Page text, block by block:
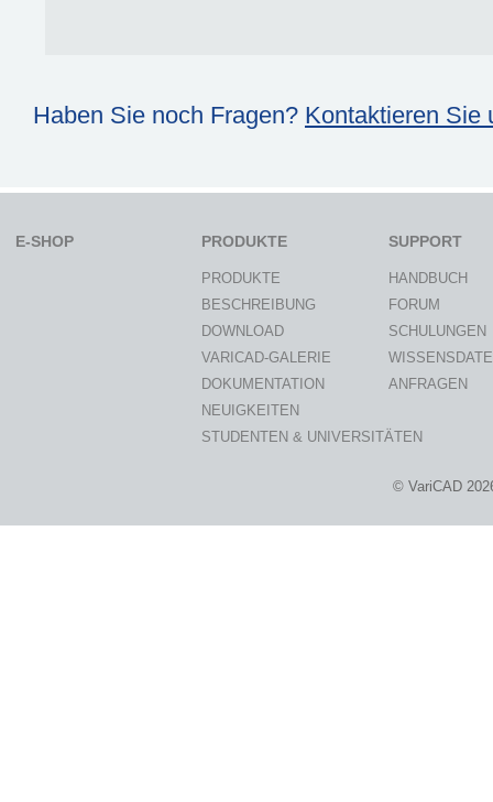
Haben Sie noch Fragen? Kontaktieren Sie
E-SHOP PRODUKTE
PRODUKTE
BESCHREIBUNG
DOWNLOAD
VARICAD-GALERIE
DOKUMENTATION
NEUIGKEITEN
STUDENTEN & UNIVERSITÄTEN
SUPPORT
HANDBUCH
FORUM
SCHULUNGEN
ANFRAGEN
© VariCAD